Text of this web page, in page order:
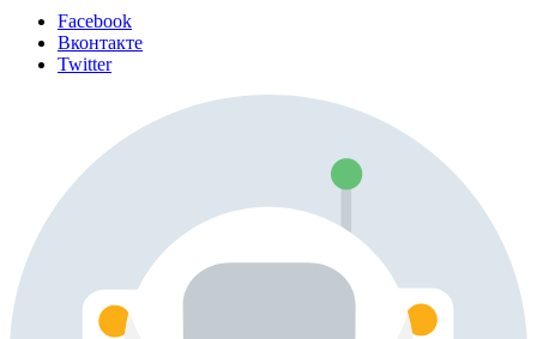
Facebook
Вконтакте
Twitter